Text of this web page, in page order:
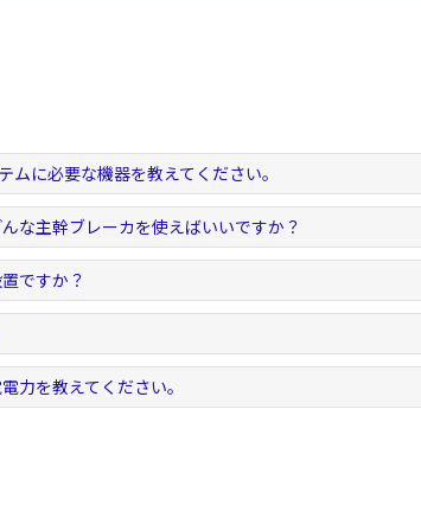
ムに必要な機器を教えてください。
な主幹ブレーカを使えばいいですか？
ですか？
力を教えてください。